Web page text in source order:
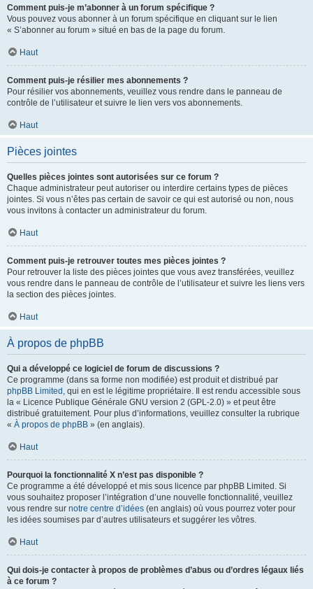
Comment puis-je m’abonner à un forum spécifique ?
Vous pouvez vous abonner à un forum spécifique en cliquant sur le lien
« S’abonner au forum » situé en bas de la page du forum.
Haut
Comment puis-je résilier mes abonnements ?
Pour résilier vos abonnements, veuillez vous rendre dans le panneau de
contrôle de l’utilisateur et suivre le lien vers vos abonnements.
Haut
Pièces jointes
Quelles pièces jointes sont autorisées sur ce forum ?
Chaque administrateur peut autoriser ou interdire certains types de pièces
jointes. Si vous n’êtes pas certain de savoir ce qui est autorisé ou non, nous
vous invitons à contacter un administrateur du forum.
Haut
Comment puis-je retrouver toutes mes pièces jointes ?
Pour retrouver la liste des pièces jointes que vous avez transférées, veuillez
vous rendre dans le panneau de contrôle de l’utilisateur et suivre les liens vers
la section des pièces jointes.
Haut
À propos de phpBB
Qui a développé ce logiciel de forum de discussions ?
Ce programme (dans sa forme non modifiée) est produit et distribué par
phpBB Limited , qui en est le légitime propriétaire. Il est rendu accessible sous
la « Licence Publique Générale GNU version 2 (GPL-2.0) » et peut être
distribué gratuitement. Pour plus d’informations, veuillez consulter la rubrique
« À propos de phpBB » (en anglais).
Haut
Pourquoi la fonctionnalité X n’est pas disponible ?
Ce programme a été développé et mis sous licence par phpBB Limited. Si
vous souhaitez proposer l’intégration d’une nouvelle fonctionnalité, veuillez
vous rendre sur notre centre d’idées (en anglais) où vous pourrez voter pour
les idées soumises par d’autres utilisateurs et suggérer les vôtres.
Haut
Qui dois-je contacter à propos de problèmes d’abus ou d’ordres légaux liés
à ce forum ?